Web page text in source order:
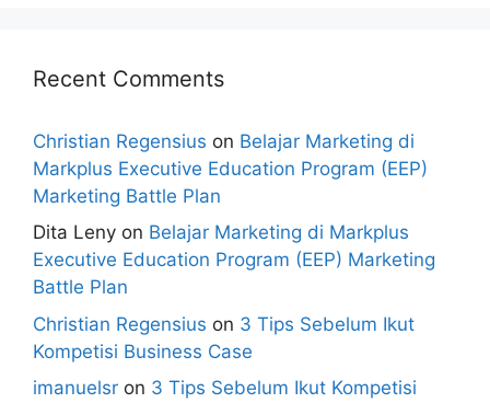
Recent Comments
Christian Regensius on Belajar Marketing di
Markplus Executive Education Program (EEP)
Marketing Battle Plan
Dita Leny on Belajar Marketing di Markplus
Executive Education Program (EEP) Marketing
Battle Plan
Christian Regensius on 3 Tips Sebelum Ikut
Kompetisi Business Case
imanuelsr on 3 Tips Sebelum Ikut Kompetisi